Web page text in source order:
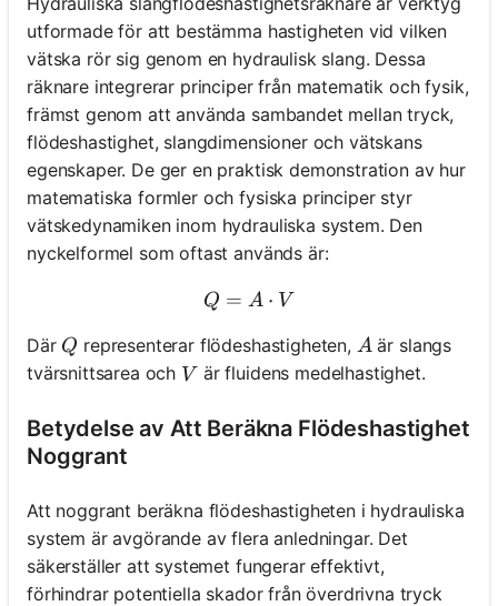
utformade för att bestämma hastigheten vid vilken
vätska rör sig genom en hydraulisk slang. Dessa
räknare integrerar principer från matematik och fysik,
främst genom att använda sambandet mellan tryck,
flödeshastighet, slangdimensioner och vätskans
egenskaper. De ger en praktisk demonstration av hur
matematiska formler och fysiska principer styr
vätskedynamiken inom hydrauliska system. Den
nyckelformel som oftast används är:
Q = A \cdot V
Q = A ⋅ V
Där Q
Q representerar flödeshastigheten, A
A är slangs
tvärsnittsarea och V
V är fluidens medelhastighet.
Betydelse av Att Beräkna Flödeshastighet
Noggrant
Att noggrant beräkna flödeshastigheten i hydrauliska
system är avgörande av flera anledningar. Det
säkerställer att systemet fungerar effektivt,
förhindrar potentiella skador från överdrivna tryck